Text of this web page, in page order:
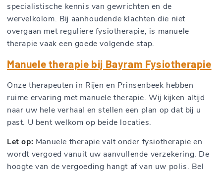
specialistische kennis van gewrichten en de
wervelkolom. Bij aanhoudende klachten die niet
overgaan met reguliere fysiotherapie, is manuele
therapie vaak een goede volgende stap.
Manuele therapie bij Bayram Fysiotherapie
Onze therapeuten in Rijen en Prinsenbeek hebben
ruime ervaring met manuele therapie. Wij kijken altijd
naar uw hele verhaal en stellen een plan op dat bij u
past. U bent welkom op beide locaties.
Let op: Manuele therapie valt onder fysiotherapie en
wordt vergoed vanuit uw aanvullende verzekering. De
hoogte van de vergoeding hangt af van uw polis. Bel